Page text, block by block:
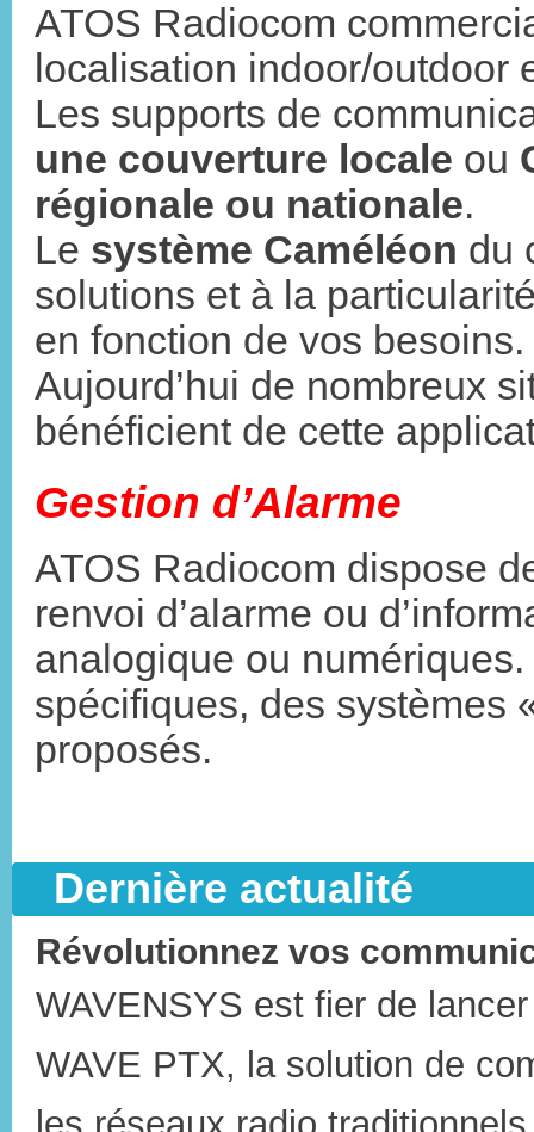
ATOS Radiocom
localisation indoor/outdoor
Les supports de
une couverture locale ou
régionale ou nationale.
Le système Caméléon du
solutions et à la
en fonction de vos besoins.
Aujourd’hui de nombreux
bénéficient de cette
Gestion d’Alarme
ATOS Radiocom dispose
renvoi d’alarme ou
analogique ou
spécifiques, des systèmes
proposés.
Dernière actualité
Révolutionnez vos
WAVENSYS est fier de
WAVE PTX, la solution de